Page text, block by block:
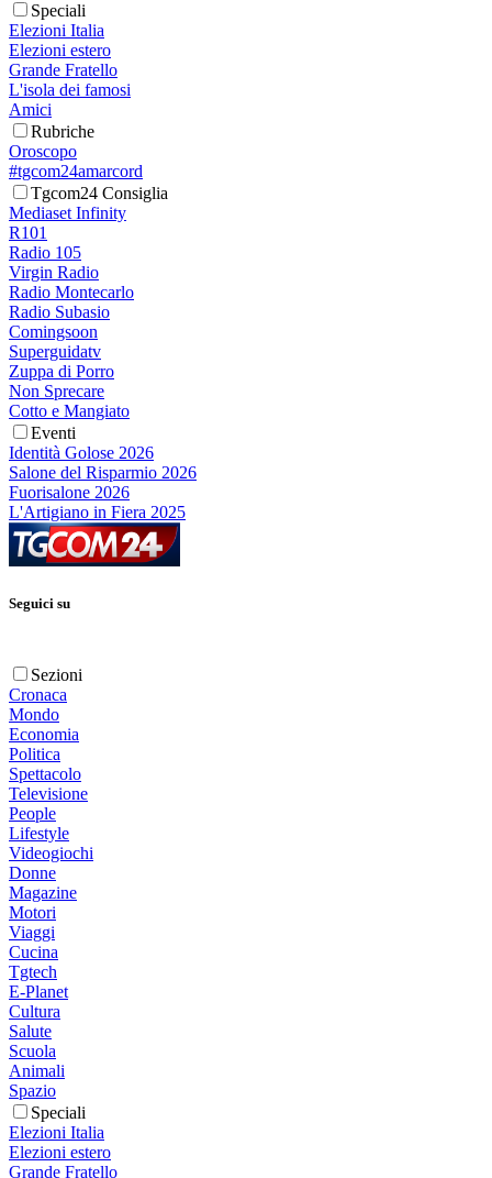
Speciali
Elezioni Italia
Elezioni estero
Grande Fratello
L'isola dei famosi
Amici
Rubriche
Oroscopo
#tgcom24amarcord
Tgcom24 Consiglia
Mediaset Infinity
R101
Radio 105
Virgin Radio
Radio Montecarlo
Radio Subasio
Comingsoon
Superguidatv
Zuppa di Porro
Non Sprecare
Cotto e Mangiato
Eventi
Identità Golose 2026
Salone del Risparmio 2026
Fuorisalone 2026
L'Artigiano in Fiera 2025
Seguici su
Sezioni
Cronaca
Mondo
Economia
Politica
Spettacolo
Televisione
People
Lifestyle
Videogiochi
Donne
Magazine
Motori
Viaggi
Cucina
Tgtech
E-Planet
Cultura
Salute
Scuola
Animali
Spazio
Speciali
Elezioni Italia
Elezioni estero
Grande Fratello